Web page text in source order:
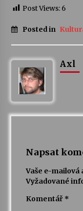
Post Views: 6
Posted in
Axl
Napsat
Vaše e-mailová
Vyžadované
Komentář *